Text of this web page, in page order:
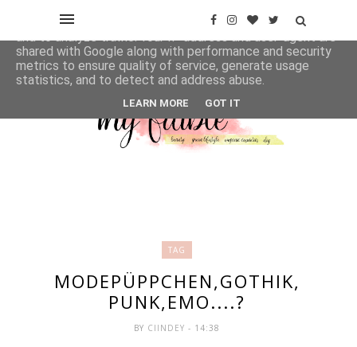
TAG
MODEPÜPPCHEN,GOTHIK,
PUNK,EMO....?
BY CIINDEY- 14:38
This site uses cookies from Google to deliver its services
and to analyze traffic. Your IP address and user-agent are
shared with Google along with performance and security
metrics to ensure quality of service, generate usage
statistics, and to detect and address abuse.
LEARN MORE GOT IT